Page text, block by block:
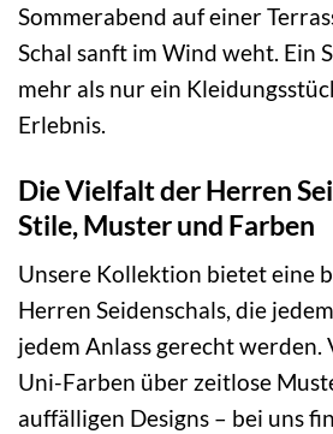
Sommerabend auf einer
Schal sanft im Wind weht. Ein
mehr als nur ein
Erlebnis.
Die Vielfalt der Herren
Stile, Muster und Farben
Unsere Kollektion bietet eine
Herren Seidenschals, die
jedem Anlass gerecht werden.
Uni-Farben über zeitlose
auffälligen Designs – bei uns